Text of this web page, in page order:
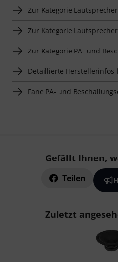
Zur Kategorie
Zur Kategorie Lautsprecher
Zur Kategorie PA- und
Detaillierte Herstellerinfos
Fane PA- und
Gefällt Ihnen,
Teilen
Zuletzt